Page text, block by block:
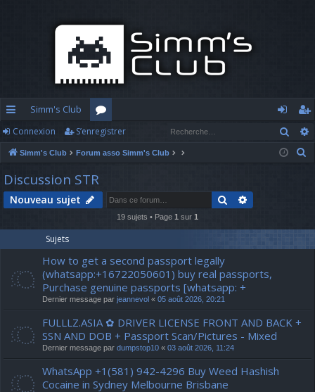
cc
ès
ra
pi
e
Simm's Club
or
u
m
o
n
n
’e
nr
r
Connexion S’enregistrer
Simm's Club Forum asso Simm's Club
r
Discussion STR
Nouveau sujet Rechercher
19 sujets • Page 1 sur 1
Sujets
How to get a second passport legally
(whatsapp:+16722050601) buy real passports,
Purchase genuine passports [whatsapp: +
Dernier message par jeannevol « 05 août 2026, 20:21
FULLLZ.ASIA ✿ DRIVER LICENSE FRONT AND BACK +
SSN AND DOB + Passport Scan/Pictures - Mixed
Dernier message par dumpstop10 « 03 août 2026, 11:24
WhatsApp +1(581) 942-4296 Buy Weed Hashish
Cocaine in Sydney Melbourne Brisbane